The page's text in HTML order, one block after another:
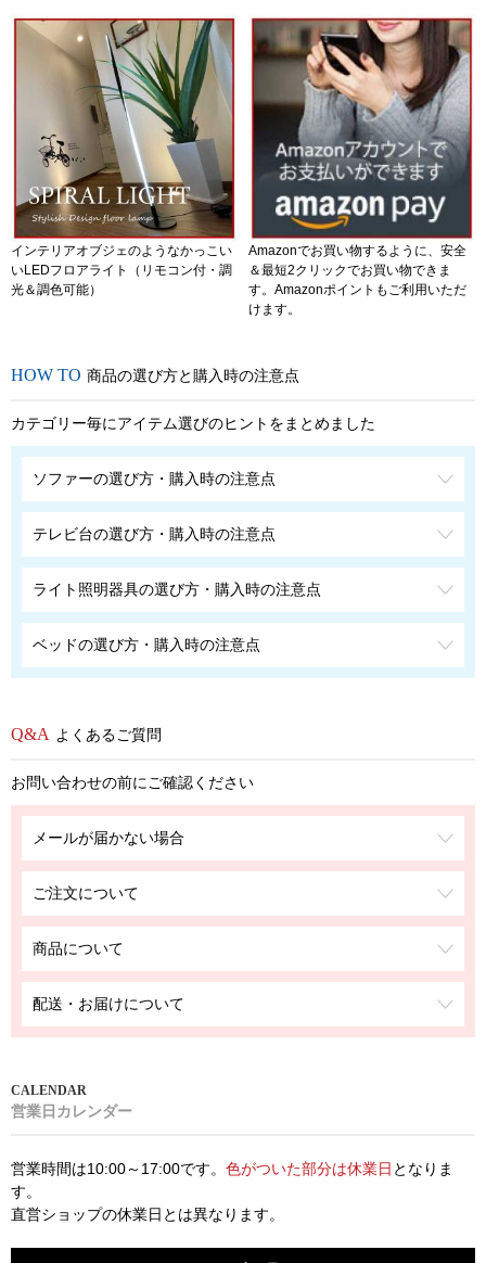
インテリアオブジェのようなかっこい
いLEDフロアライト（リモコン付・調
光＆調色可能）
Amazonでお買い物するように、安全
＆最短2クリックでお買い物できま
す。Amazonポイントもご利用いただ
けます。
商品の選び方と購入時の注意点
カテゴリー毎にアイテム選びのヒントをまとめました
ソファーの選び方・購入時の注意点
テレビ台の選び方・購入時の注意点
ライト照明器具の選び方・購入時の注意点
ベッドの選び方・購入時の注意点
よくあるご質問
お問い合わせの前にご確認ください
メールが届かない場合
ご注文について
商品について
配送・お届けについて
営業日カレンダー
営業時間は10:00～17:00です。 色がついた部分は休業日 となりま
す。
直営ショップの休業日とは異なります。